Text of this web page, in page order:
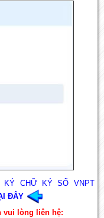
KÝ CHỮ KÝ SỐ VNPT
ĐÂY
vui lòng liên hệ: